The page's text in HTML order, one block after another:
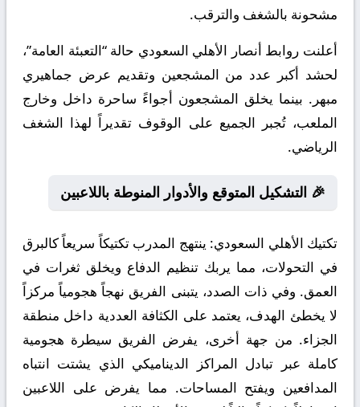
مشحونة بالشغف والترقب.
أعلنت روابط أنصار الأهلي السعودي حالة “التعبئة العامة”،
لحشد أكبر عدد من المشجعين وتقديم عرض جماهيري
مبهر. بينما يخلق المشجعون أجواءً ساحرة داخل وخارج
الملعب، تُجبر الجميع على الوقوف تقديراً لهذا الشغف
الرياضي.
🎉 التشكيل المتوقع والأدوار المنوطة باللاعبين
تكتيك الأهلي السعودي: ينتهج المدرب تكتيكاً سريعاً كالبرق
في التحولات، مما يربك تنظيم الدفاع ويخلق ثغرات في
العمق. وفي ذات الصدد، يتبنى الفريق نهجاً هجومياً مركزاً
لا يخطئ الهدف، يعتمد على الكثافة العددية داخل منطقة
الجزاء. من جهة أخرى، يفرض الفريق سيطرة هجومية
كاملة عبر تبادل المراكز الديناميكي الذي يشتت انتباه
المدافعين ويفتح المساحات. مما يفرض على اللاعبين